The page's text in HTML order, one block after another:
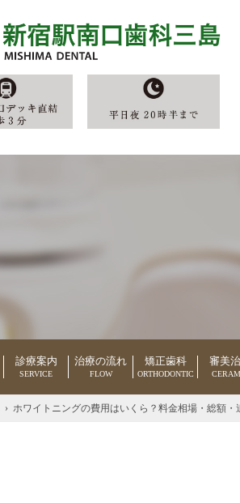
診療案内
SERVICE
治療の流れ
FLOW
矯正歯科
ORTHODONTIC
審美
› ホワイトニングの費用はいくら？料金相場・総額